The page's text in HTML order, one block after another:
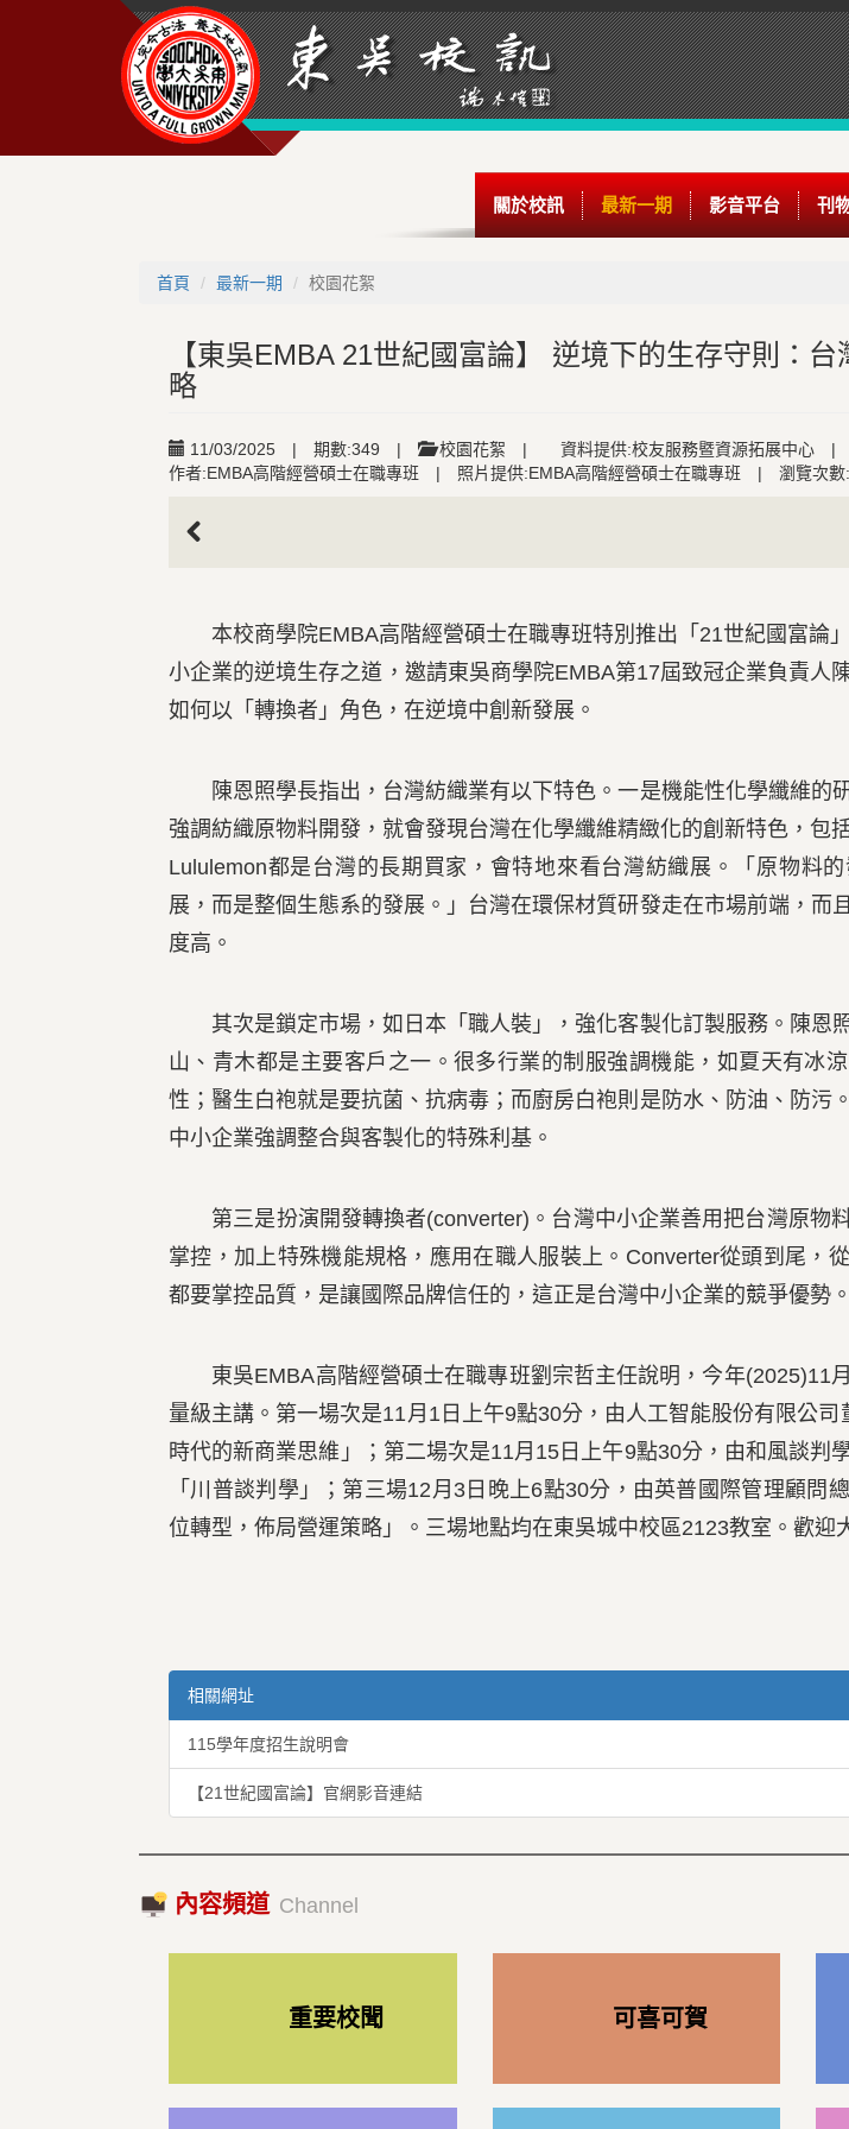
關於校訊 最新一期 影音平台 刊
首頁 最新一期 校園花絮
【東吳EMBA 21世紀國富論】 逆境下的生存守則：
略
11/03/2025 | 期數:349 | 校園花絮 | 資料提供:校友服務暨資源拓展中心
|
作者:EMBA高階經營碩士在職專班
| 照片提供:EMBA高階經營碩士在職專班 | 瀏覽次
本校商學院EMBA高階經營碩士在職專班特別推出「21世紀國富論
小企業的逆境生存之道，邀請東吳商學院EMBA第17屆致冠企業負責人
如何以「轉換者」角色，在逆境中創新發展。
陳恩照學長指出，台灣紡織業有以下特色。一是機能性化學纖維的
強調紡織原物料開發，就會發現台灣在化學纖維精緻化的創新特色，包
Lululemon都是台灣的長期買家，會特地來看台灣紡織展。「原物料
展，而是整個生態系的發展。」台灣在環保材質研發走在市場前端，而
度高。
其次是鎖定市場，如日本「職人裝」，強化客製化訂製服務。陳恩
山、青木都是主要客戶之一。很多行業的制服強調機能，如夏天有冰
性；醫生白袍就是要抗菌、抗病毒；而廚房白袍則是防水、防油、防污
中小企業強調整合與客製化的特殊利基。
第三是扮演開發轉換者(converter)。台灣中小企業善用把台灣原物
掌控，加上特殊機能規格，應用在職人服裝上。Converter從頭到尾，
都要掌控品質，是讓國際品牌信任的，這正是台灣中小企業的競爭優勢。
東吳EMBA高階經營碩士在職專班劉宗哲主任說明，今年(2025)11
量級主講。第一場次是11月1日上午9點30分，由人工智能股份有限公
時代的新商業思維」；第二場次是11月15日上午9點30分，由和風談判
「川普談判學」；第三場12月3日晚上6點30分，由英普國際管理顧問
位轉型，佈局營運策略」。三場地點均在東吳城中校區2123教室。歡迎
相關網址
115學年度招生說明會
【21世紀國富論】官網影音連結
內容頻道 Channel
重要校聞 可喜可賀